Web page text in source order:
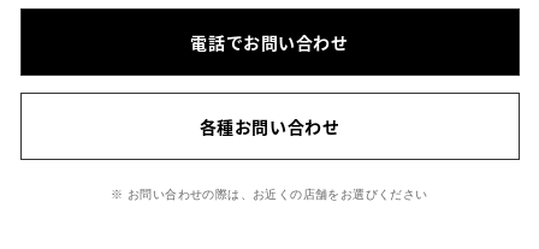
電話でお問い合わせ
各種お問い合わせ
※ お問い合わせの際は、お近くの店舗をお選びください